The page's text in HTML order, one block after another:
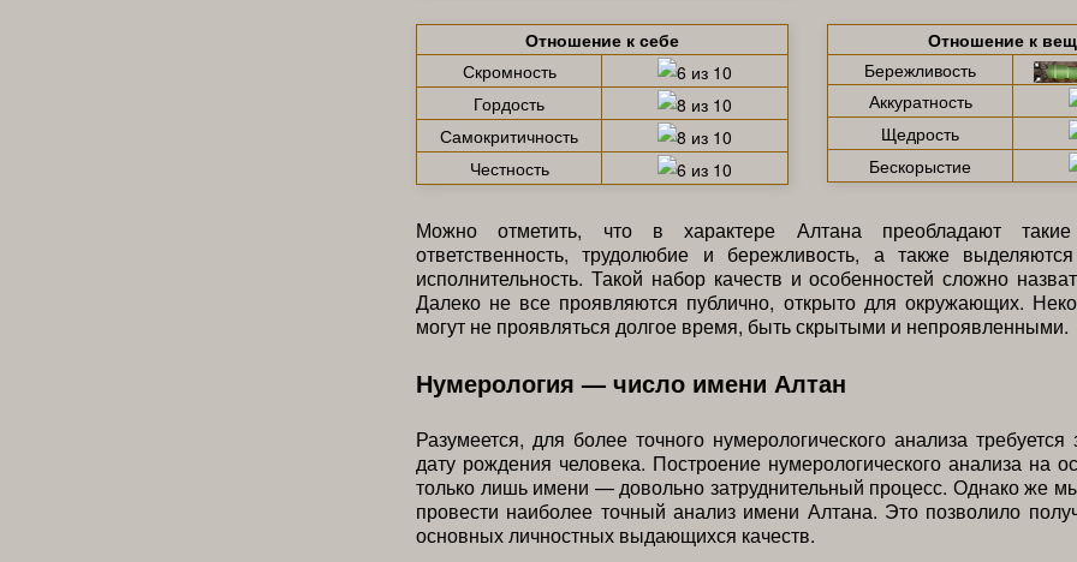
Отношение к себе
Скромность
Гордость
Самокритичность
Честность
Отношение к
Бережливость
Аккуратность
Щедрость
Бескорыстие
Можно отметить, что в характере Алтана преобладают
ответственность, трудолюбие и бережливость, а также
исполнительность. Такой набор качеств и особенностей сложно
Далеко не все проявляются публично, открыто для окружающих.
могут не проявляться долгое время, быть скрытыми и непроявленными.
Нумерология — число имени Алтан
Разумеется, для более точного нумерологического анализа требуется
дату рождения человека. Построение нумерологического анализа на
только лишь имени — довольно затруднительный процесс. Однако же
провести наиболее точный анализ имени Алтана. Это позволило
основных личностных выдающихся качеств.